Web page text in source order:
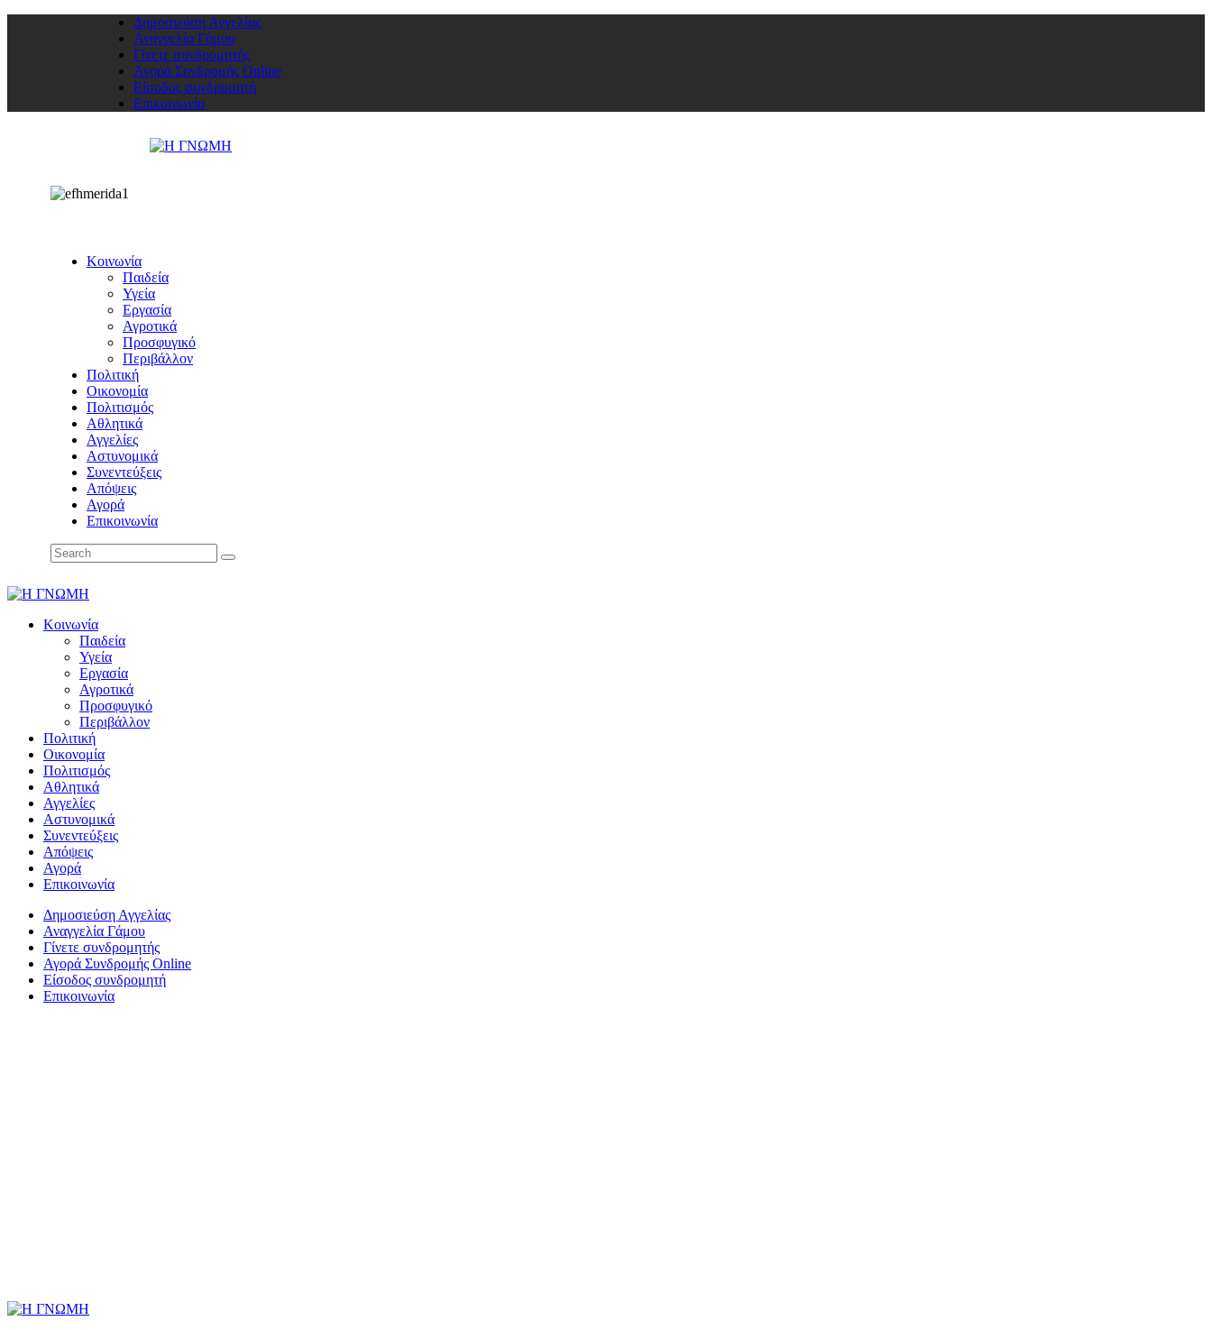
Δημοσιεύση Αγγελίας
Αναγγελία Γάμου
Γίνετε συνδρομητής
Αγορά Συνδρομής Online
Είσοδος συνδρομητή
Επικοινωνία
Κοινωνία
Παιδεία
Υγεία
Εργασία
Αγροτικά
Προσφυγικό
Περιβάλλον
Πολιτική
Οικονομία
Πολιτισμός
Αθλητικά
Αγγελίες
Αστυνομικά
Συνεντεύξεις
Απόψεις
Αγορά
Επικοινωνία
Κοινωνία
Παιδεία
Υγεία
Εργασία
Αγροτικά
Προσφυγικό
Περιβάλλον
Πολιτική
Οικονομία
Πολιτισμός
Αθλητικά
Αγγελίες
Αστυνομικά
Συνεντεύξεις
Απόψεις
Αγορά
Επικοινωνία
Δημοσιεύση Αγγελίας
Αναγγελία Γάμου
Γίνετε συνδρομητής
Αγορά Συνδρομής Online
Είσοδος συνδρομητή
Επικοινωνία